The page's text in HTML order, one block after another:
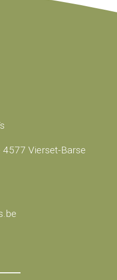
Vierset-Barse